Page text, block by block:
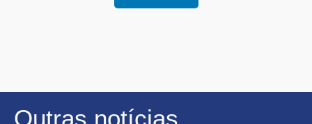
Outras notícias